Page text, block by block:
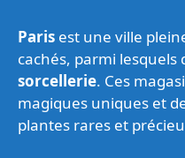
Paris est une ville
cachés, parmi lesquels
sorcellerie. Ces
magiques uniques et
plantes rares et